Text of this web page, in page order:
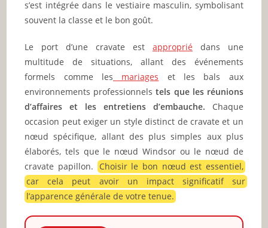
s’est intégrée dans le vestiaire masculin, symbolisant
souvent la classe et le bon goût.
Le port d’une cravate est approprié dans une
multitude de situations, allant des événements
formels comme les mariages et les bals aux
environnements professionnelstels que les réunions
d’affaires et les entretiens d’embauche. Chaque
occasion peut exiger un style distinct de cravate et un
nœud spécifique, allant des plus simples aux plus
élaborés, tels que le nœud Windsor ou le nœud de
cravate papillon.
Choisir le bon nœud est essentiel,
car cela peut avoir un impact significatif sur
l’apparence générale de votre tenue.